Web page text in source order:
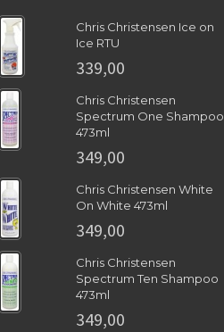
Chris Christensen Ice on
Ice RTU
339,00
Chris Christensen
Spectrum One Shampoo
473ml
349,00
Chris Christensen White
On White 473ml
349,00
Chris Christensen
Spectrum Ten Shampoo
473ml
349,00